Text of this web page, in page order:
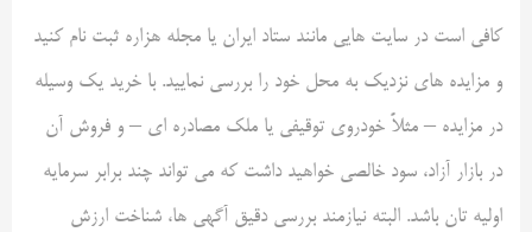
کافی است در سایت هایی مانند ستاد ایران یا مجله هزاره ثبت نام کنید
و مزایده های نزدیک به محل خود را بررسی نمایید. با خرید یک وسیله
در مزایده – مثلاً خودروی توقیفی یا ملک مصادره ای – و فروش آن
در بازار آزاد، سود خالصی خواهید داشت که می تواند چند برابر سرمایه
اولیه تان باشد. البته نیازمند بررسی دقیق آگهی ها، شناخت ارزش